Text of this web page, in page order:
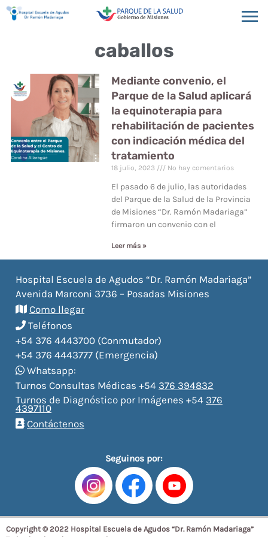
caballos
Mediante convenio, el
Parque de la Salud aplicará
la equinoterapia para
rehabilitación de pacientes
con indicación médica del
tratamiento
18 julio, 2023 No hay comentarios
El pasado 6 de julio, las autoridades
del Parque de la Salud de la Provincia
de Misiones “Dr. Ramón Madariaga”
firmaron un convenio con el
Leer más »
Hospital Escuela de Agudos “Dr. Ramón Madariaga”
Avenida Marconi 3736 – Posadas Misiones
Como llegar
Teléfonos
+54 376 4443700 (Conmutador)
+54 376 4443777 (Emergencia)
Whatsapp:
Turnos Consultas Médicas +54 376 394832
Turnos de Diagnóstico por Imágenes +54 376
4397110
Contáctenos
Seguinos por:
Copyright © 2022 Hospital Escuela de Agudos “Dr. Ramón Madariaga”